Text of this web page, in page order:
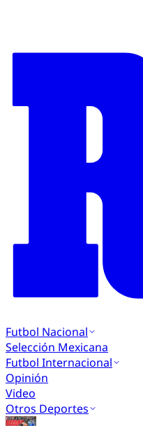
Futbol Nacional
Selección Mexicana
Futbol Internacional
Opinión
Video
Otros Deportes